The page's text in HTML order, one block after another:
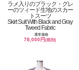
ラメ入りのブラック・グレ
ーのツィード生地のスカー
トスーツ
Skirt Suit With Black and Gray
Tweed Fabric
通常価格
78,000円(税別)